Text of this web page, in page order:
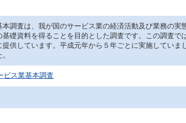
本調査は、我が国のサービス業の経済活動及び業務の
基礎資料を得ることを目的とした調査です。この調査
提供しています。平成元年から５年ごとに実施してい
ビス業基本調査